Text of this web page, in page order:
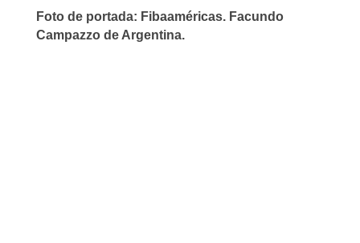
Foto de portada: Fibaaméricas. Facundo
Campazzo de Argentina.